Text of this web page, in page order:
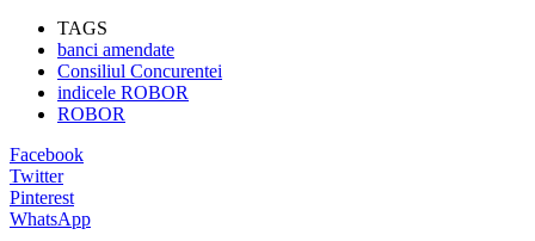
TAGS
banci amendate
Consiliul Concurentei
indicele ROBOR
ROBOR
Facebook
Twitter
Pinterest
WhatsApp